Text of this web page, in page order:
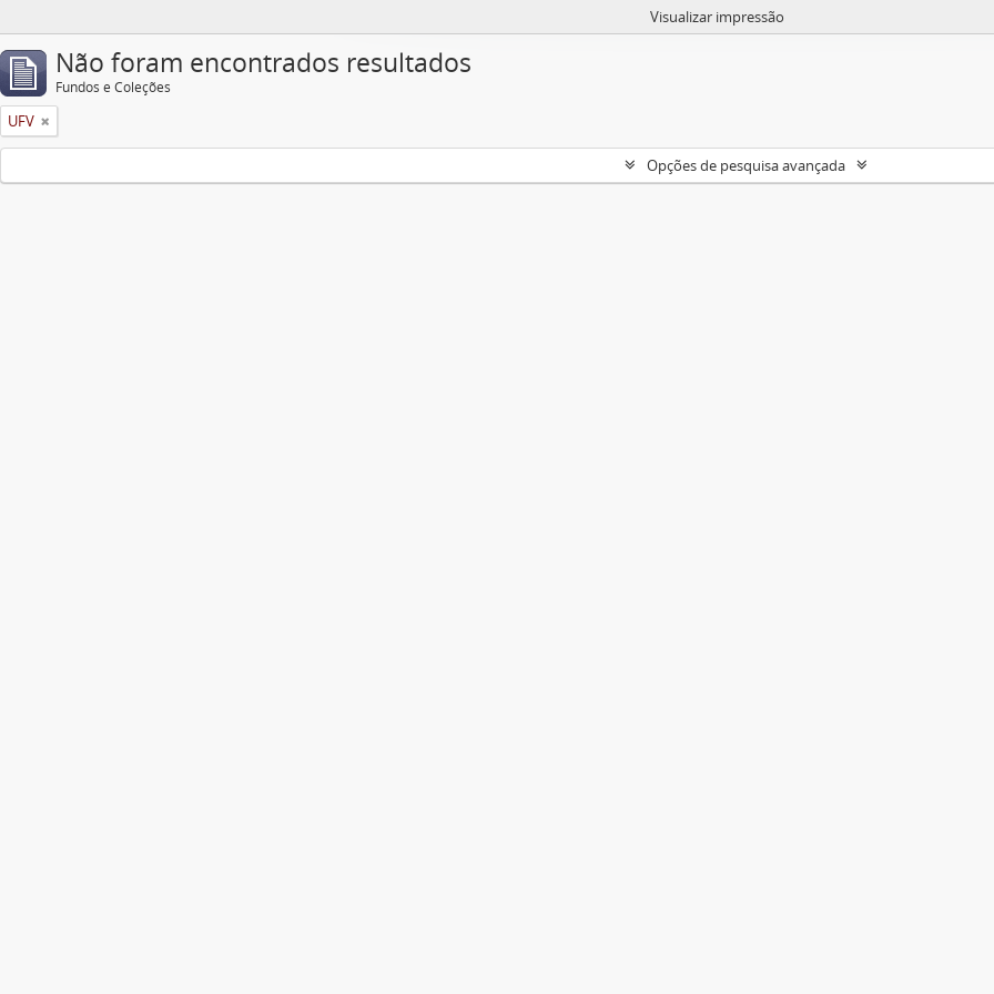
Visualizar impressão
Não foram encontrados resultados
Fundos e Coleções
UFV
Opções de pesquisa avançada